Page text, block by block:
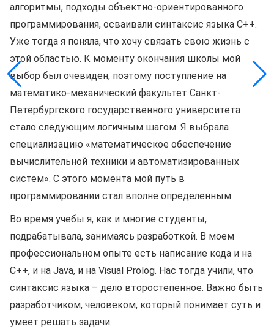
алгоритмы, подходы объектно-ориентированного
программирования, осваивали синтаксис языка C++.
Уже тогда я поняла, что хочу связать свою жизнь с
этой областью. К моменту окончания школы мой
выбор был очевиден, поэтому поступление на
математико-механический факультет Санкт-
Петербургского государственного университета
стало следующим логичным шагом. Я выбрала
специализацию «математическое обеспечение
вычислительной техники и автоматизированных
систем». С этого момента мой путь в
программировании стал вполне определенным.
Во время учебы я, как и многие студенты,
подрабатывала, занимаясь разработкой. В моем
профессиональном опыте есть написание кода и на
C++, и на Java, и на Visual Prolog. Нас тогда учили, что
синтаксис языка – дело второстепенное. Важно быть
разработчиком, человеком, который понимает суть и
умеет решать задачи.